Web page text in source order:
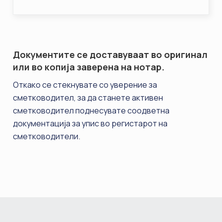
Документите се доставуваат во оригинал
или во копија заверена на нотар.
Откако се стекнувате со уверение за
сметководител, за да станете активен
сметководител поднесувате соодветна
документација за упис во регистарот на
сметководители.